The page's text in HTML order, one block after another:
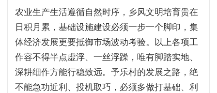
农业生产生活遵循自然时序，乡风文明培育贵在
日积月累，基础设施建设必须一步一个脚印，集
体经济发展更要抵御市场波动考验。以上各项工
作容不得半点虚浮、一丝浮躁，唯有脚踏实地、
深耕细作方能行稳致远。予乐村的发展之路，绝
不能急功近利、投机取巧，必须多做打基础、利